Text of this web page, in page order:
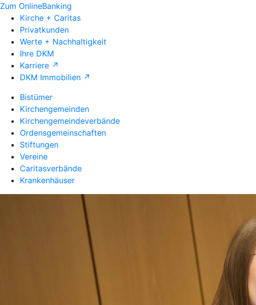
Zum OnlineBanking
Kirche + Caritas
Privatkunden
Werte + Nachhaltigkeit
Ihre DKM
Karriere ↗
DKM Immobilien ↗
Bistümer
Kirchengemeinden
Kirchengemeindeverbände
Ordensgemeinschaften
Stiftungen
Vereine
Caritasverbände
Krankenhäuser